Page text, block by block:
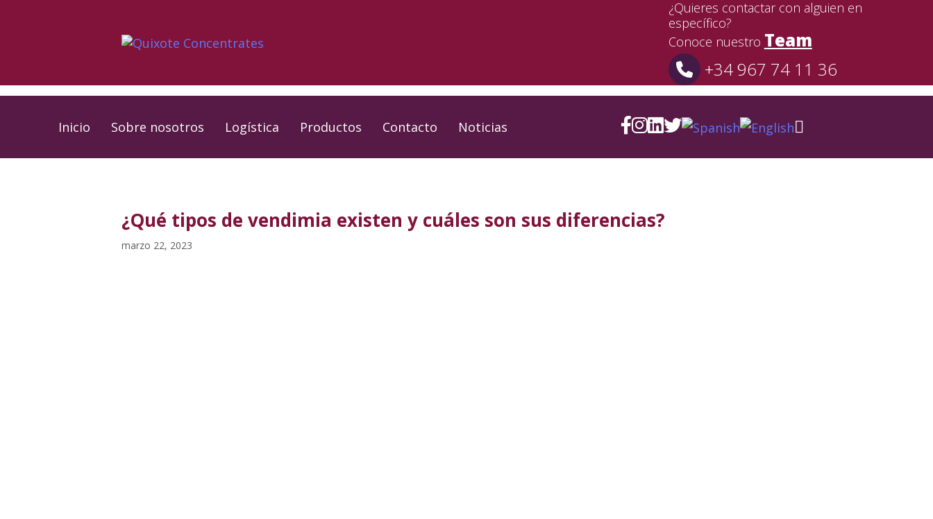
Skip
¿Quieres contactar con alguien en
específico?
Conoce nuestro Team
+34 967 74 11 36
Inicio Sobre nosotros Logística Productos Contacto Noticias
¿Qué tipos de vendimia existen y cuáles son sus diferencias?
marzo 22, 2023